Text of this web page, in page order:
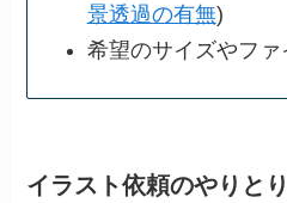
景透過の有無)
希望のサイズやファ
イラスト依頼のやりと